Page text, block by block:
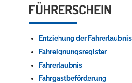
Service
FÜHRERSCHEIN
Entziehung der Fahrerlaubnis
Fahreignungsregister
Fahrerlaubnis
Fahrgastbeförderung